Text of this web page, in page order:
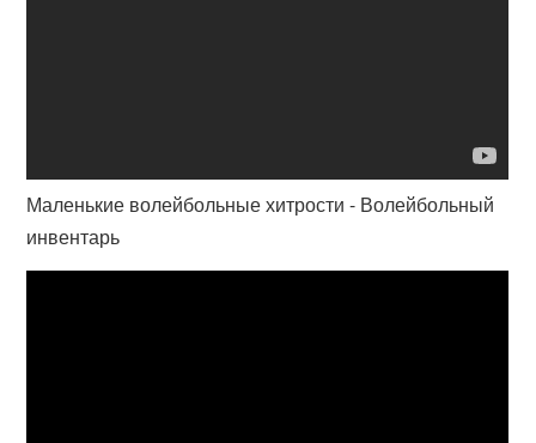
Маленькие волейбольные хитрости - Волейбольный
инвентарь